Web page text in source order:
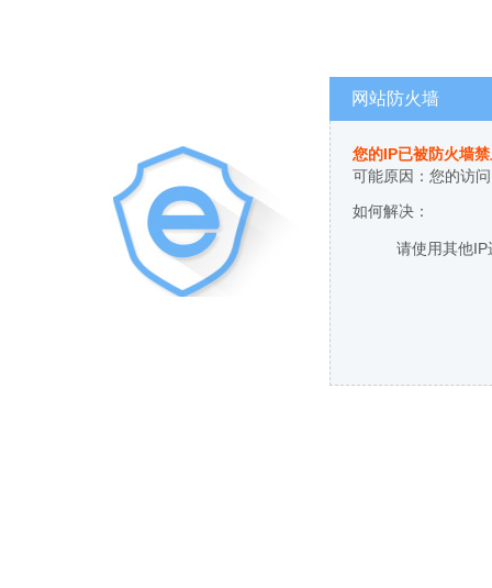
网站防火墙
您的IP已被防火墙
可能原因：您的访
如何解决：
请使用其他